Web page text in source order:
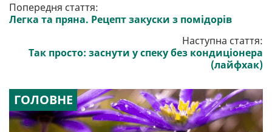
Попередня стаття:
Легка та пряна. Рецепт закуски з помідорів
Наступна стаття:
Так просто: заснути у спеку без кондиціонера
(лайфхак)
ГОЛОВНЕ